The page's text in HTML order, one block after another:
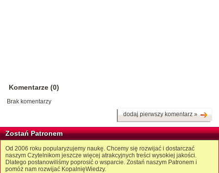
Komentarze (0)
Brak komentarzy
dodaj pierwszy komentarz »
Zostań Patronem
Od 2006 roku popularyzujemy naukę. Chcemy się rozwijać i dostarczać
naszym Czytelnikom jeszcze więcej atrakcyjnych treści wysokiej jakości.
Dlatego postanowiliśmy poprosić o wsparcie. Zostań naszym Patronem i
pomóż nam rozwijać KopalnięWiedzy.